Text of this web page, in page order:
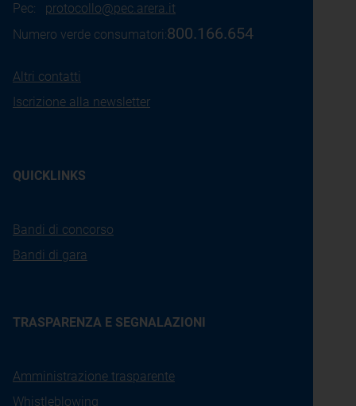
Pec: protocollo@pec.arera.it
Numero verde consumatori:800.166.654
Altri contatti
Iscrizione alla newsletter
QUICKLINKS
Bandi di concorso
Bandi di gara
TRASPARENZA E SEGNALAZIONI
Amministrazione trasparente
Whistleblowing